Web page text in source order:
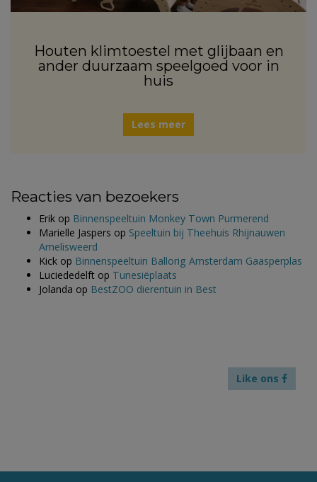
Houten klimtoestel met glijbaan en
ander duurzaam speelgoed voor in
huis
Lees meer
Reacties van bezoekers
Erik op Binnenspeeltuin Monkey Town Purmerend
Marielle Jaspers op Speeltuin bij Theehuis Rhijnauwen
Amelisweerd
Kick op Binnenspeeltuin Ballorig Amsterdam Gaasperplas
Luciededelft op Tunesiëplaats
Jolanda op BestZOO dierentuin in Best
Like ons